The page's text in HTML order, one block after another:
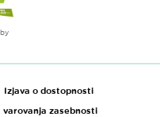
Izjava o dostopnosti
varovanja zasebnosti